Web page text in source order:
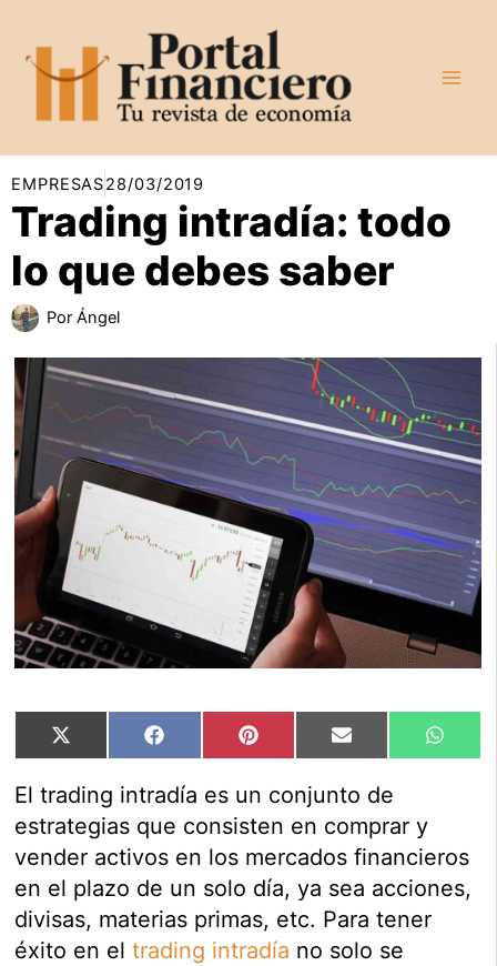
contenido
EMPRESAS28/03/2019
Trading intradía: todo
lo que debes saber
Por Ángel
Compartir
en
X
(Twitter)
Compartir
en
Facebook Compartir
en
Pinterest Compartir
en
Email
en
El trading intradía es un conjunto de
estrategias que consisten en comprar y
vender activos en los mercados financieros
en el plazo de un solo día, ya sea acciones,
divisas, materias primas, etc. Para tener
éxito en eltrading intradía no solo se